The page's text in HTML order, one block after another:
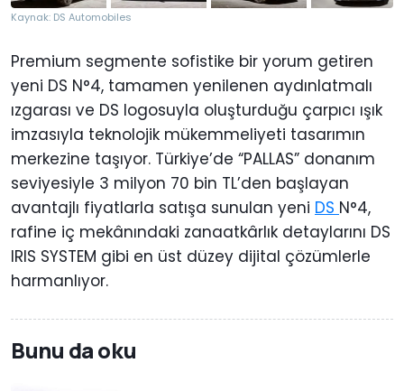
Kaynak: DS Automobiles
Premium segmente sofistike bir yorum getiren
yeni DS N°4, tamamen yenilenen aydınlatmalı
ızgarası ve DS logosuyla oluşturduğu çarpıcı ışık
imzasıyla teknolojik mükemmeliyeti tasarımın
merkezine taşıyor. Türkiye’de “PALLAS” donanım
seviyesiyle 3 milyon 70 bin TL’den başlayan
avantajlı fiyatlarla satışa sunulan yeni DS N°4,
rafine iç mekânındaki zanaatkârlık detaylarını DS
IRIS SYSTEM gibi en üst düzey dijital çözümlerle
harmanlıyor.
Bunu da oku